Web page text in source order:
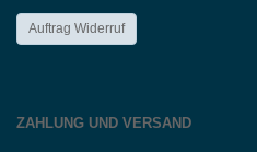
Auftrag Widerruf
ZAHLUNG UND VERSAND